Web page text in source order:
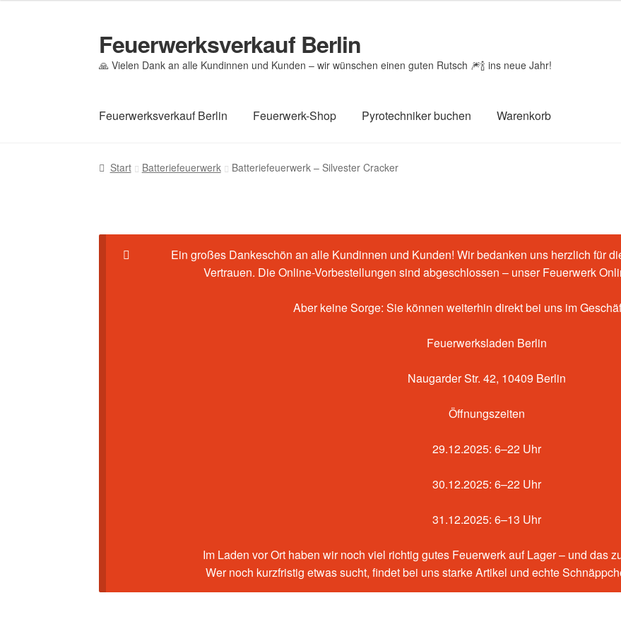
Zur
Navigation
springen
Zum
Inhalt
springen
Feuerwerksverkauf Berlin
🙏 Vielen Dank an alle Kundinnen und Kunden – wir wünschen einen guten Rutsch 🎆🍾 ins neue Jahr!
Feuerwerksverkauf Berlin Feuerwerk-Shop Pyrotechniker buchen Warenkorb
Start Cookie-Richtlinie (EU) Datenschutz Echtheit von Bewertungen
Start Batteriefeuerwerk Batteriefeuerwerk – Silvester Cracker
Ein großes Dankeschön an alle Kundinnen und Kunden! Wir bedanken uns herzlich für
Vertrauen. Die Online-Vorbestellungen sind abgeschlossen – unser Feuerwerk
Aber keine Sorge: Sie können weiterhin direkt bei uns im
Feuerwerksladen Berlin
Naugarder Str. 42, 10409 Berlin
Öffnungszeiten
29.12.2025: 6–22 Uhr
30.12.2025: 6–22 Uhr
31.12.2025: 6–13 Uhr
Im Laden vor Ort haben wir noch viel richtig gutes Feuerwerk auf Lager – und das
Wer noch kurzfristig etwas sucht, findet bei uns starke Artikel und echte